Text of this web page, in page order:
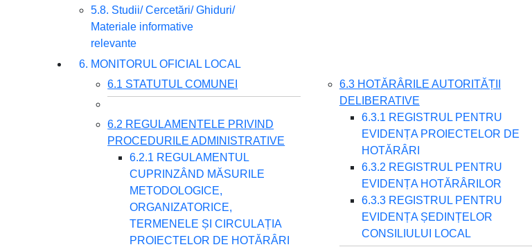
5.8. Studii/ Cercetări/ Ghiduri/
Materiale informative
relevante
6. MONITORUL OFICIAL LOCAL
6.1 STATUTUL COMUNEI
6.2 REGULAMENTELE PRIVIND
PROCEDURILE ADMINISTRATIVE
6.2.1 REGULAMENTUL
CUPRINZÂND MĂSURILE
METODOLOGICE,
ORGANIZATORICE,
TERMENELE ȘI CIRCULAȚIA
PROIECTELOR DE HOTĂRÂRI
6.3 HOTĂRÂRILE AUTORITĂȚII
DELIBERATIVE
6.3.1 REGISTRUL PENTRU
EVIDENȚA PROIECTELOR DE
HOTĂRÂRI
6.3.2 REGISTRUL PENTRU
EVIDENȚA HOTĂRÂRILOR
6.3.3 REGISTRUL PENTRU
EVIDENȚA ȘEDINȚELOR
CONSILIULUI LOCAL